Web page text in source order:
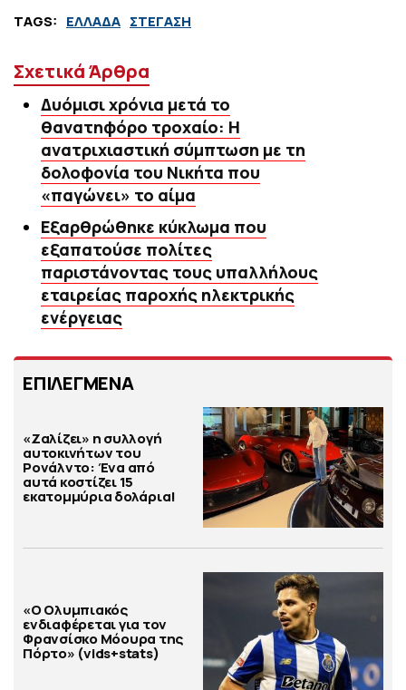
TAGS: ΕΛΛΑΔΑ ΣΤΕΓΑΣΗ
Σχετικά Άρθρα
Δυόμισι χρόνια μετά το
θανατηφόρο τροχαίο: H
ανατριχιαστική σύμπτωση με τη
δολοφονία του Νικήτα που
«παγώνει» το αίμα
Εξαρθρώθηκε κύκλωμα που
εξαπατούσε πολίτες
παριστάνοντας τους υπαλλήλους
εταιρείας παροχής ηλεκτρικής
ενέργειας
ΕΠΙΛΕΓΜΕΝΑ
«Ζαλίζει» η συλλογή
αυτοκινήτων του
Ρονάλντο: Ένα από
αυτά κοστίζει 15
εκατομμύρια δολάρια!
«Ο Ολυμπιακός
ενδιαφέρεται για τον
Φρανσίσκο Μόουρα της
Πόρτο» (vids+stats)